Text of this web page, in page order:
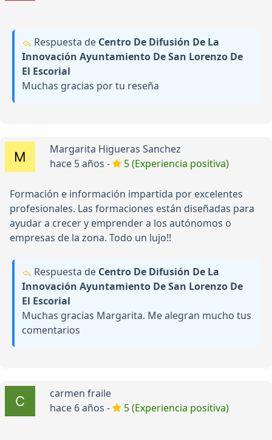
Respuesta de Centro De Difusión De La
Innovación Ayuntamiento De San Lorenzo De
El Escorial
Muchas gracias por tu reseña
Margarita Higueras Sanchez
hace 5 años -
5 (Experiencia positiva)
Formación e información impartida por excelentes
profesionales. Las formaciones están diseñadas para
ayudar a crecer y emprender a los autónomos o
empresas de la zona. Todo un lujo!!
Respuesta de Centro De Difusión De La
Innovación Ayuntamiento De San Lorenzo De
El Escorial
Muchas gracias Margarita. Me alegran mucho tus
comentarios
carmen fraile
hace 6 años -
5 (Experiencia positiva)